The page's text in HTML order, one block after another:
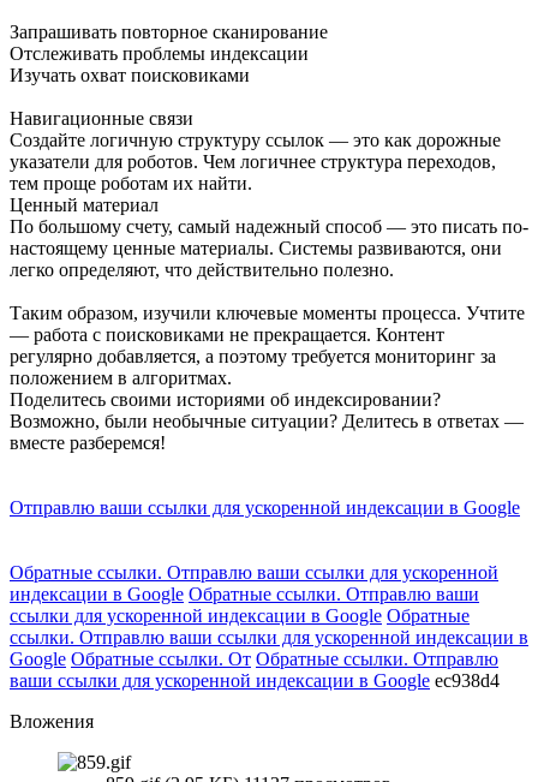
Запрашивать повторное сканирование
Отслеживать проблемы индексации
Изучать охват поисковиками
Навигационные связи
Создайте логичную структуру ссылок — это как дорожные
указатели для роботов. Чем логичнее структура переходов,
тем проще роботам их найти.
Ценный материал
По большому счету, самый надежный способ — это писать по-
настоящему ценные материалы. Системы развиваются, они
легко определяют, что действительно полезно.
Таким образом, изучили ключевые моменты процесса. Учтите
— работа с поисковиками не прекращается. Контент
регулярно добавляется, а поэтому требуется мониторинг за
положением в алгоритмах.
Поделитесь своими историями об индексировании?
Возможно, были необычные ситуации? Делитесь в ответах —
вместе разберемся!
Отправлю ваши ссылки для ускоренной индексации в Google
Обратные ссылки. Отправлю ваши ссылки для ускоренной
индексации в Google Обратные ссылки. Отправлю ваши
ссылки для ускоренной индексации в Google Обратные
ссылки. Отправлю ваши ссылки для ускоренной индексации в
Google Обратные ссылки. От Обратные ссылки. Отправлю
ваши ссылки для ускоренной индексации в Google ec938d4
Вложения